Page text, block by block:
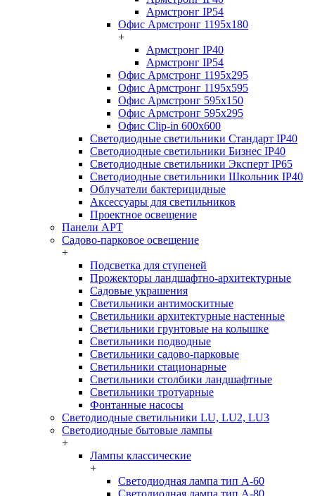
Армстронг IP54
Офис Армстронг 1195x180
+
Армстронг IP40
Армстронг IP54
Офис Армстронг 1195x295
Офис Армстронг 1195x595
Офис Армстронг 595x150
Офис Армстронг 595x295
Офис Clip-in 600x600
Светодиодные светильники Стандарт IP40
Светодиодные светильники Бизнес IP40
Светодиодные светильники Эксперт IP65
Светодиодные светильники Школьник IP40
Облучатели бактерицидные
Аксессуары для светильников
Проектное освещение
Панели АРТ
Садово-парковое освещение
+
Подсветка для ступеней
Прожекторы ландшафтно-архитектурные
Садовые украшения
Светильники антимоскитные
Светильники архитектурные настенные
Светильники грунтовые на колышке
Светильники подводные
Светильники садово-парковые
Светильники стационарные
Светильники столбики ландшафтные
Светильники тротуарные
Фонтанные насосы
Светодиодные светильники LU, LU2, LU3
Светодиодные бытовые лампы
+
Лампы классические
+
Светодиодная лампа тип A-60
Светодиодная лампа тип A-80